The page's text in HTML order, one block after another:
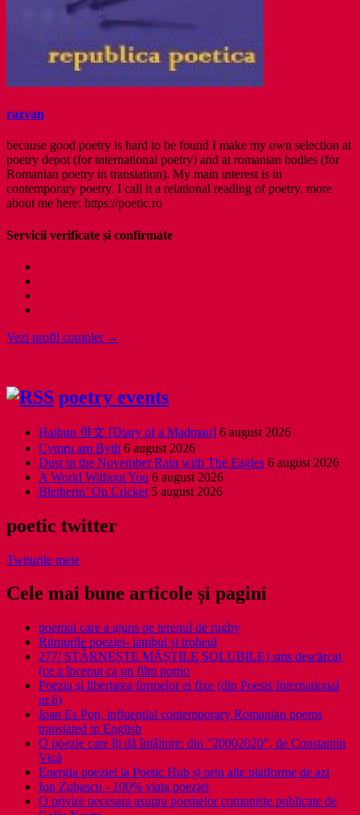
razvan
because good poetry is hard to be found I make my own selection at
poetry depot (for international poetry) and at romanian bodies (for
Romanian poetry in translation). My main interest is in
contemporary poetry. I call it a relational reading of poetry. more
about me here: https://poetic.ro
Servicii verificate și confirmate
Vezi profil complet →
poetry events
Haibun 俳文 [Diary of a Madman] 6 august 2026
Cymru am Byth 6 august 2026
Dust in the November Rain with The Eagles 6 august 2026
A World Without You 6 august 2026
Bletherin’ On Cricket 5 august 2026
poetic twitter
Twiturile mele
Cele mai bune articole și pagini
poemul care a ajuns pe terenul de rugby
Ritmurile poeziei- iambul și troheul
277/ STÂRNEȘTE MĂȘTILE SOLUBILE) sms descărcat
(ce a început ca un film porno
Poezia şi libertatea formelor ei fixe (din Poesis International
nr.6)
Ioan Es Pop, influential contemporary Romanian poems
translated in English
O poezie care îți dă întâlnire: din ”20002020”, de Constantin
Vică
Energia poeziei la Poetic Hub și prin alte platforme de azi
Ion Zubascu - 100% viata poeziei
O privire necesara asupra poemelor comuniste publicate de